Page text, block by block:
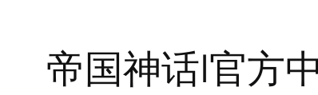
帝国神话|官方